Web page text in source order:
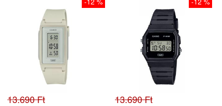
13.690 Ft 13.690 Ft